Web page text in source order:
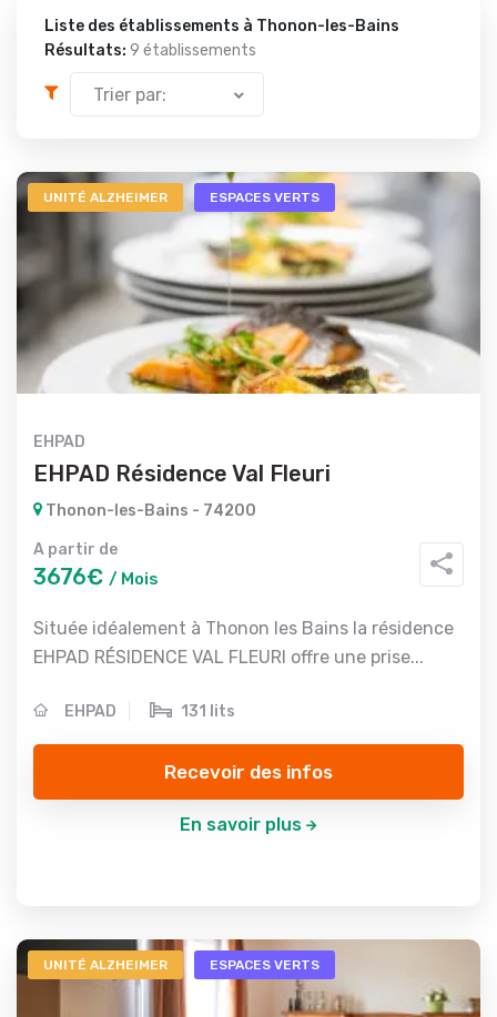
Liste des établissements à Thonon-les-Bains
Résultats: 9 établissements
Trier par:
UNITÉ ALZHEIMER ESPACES VERTS
EHPAD
EHPAD Résidence Val Fleuri
Thonon-les-Bains - 74200
A partir de
3676€ / Mois
Située idéalement à Thonon les Bains la résidence
EHPAD RÉSIDENCE VAL FLEURI offre une prise...
EHPAD 131 lits
Recevoir des infos
En savoir plus
UNITÉ ALZHEIMER ESPACES VERTS